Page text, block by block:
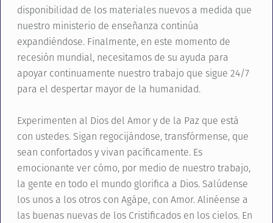
disponibilidad de los materiales nuevos a medida que
nuestro ministerio de enseñanza continúa
expandiéndose. Finalmente, en este momento de
recesión mundial, necesitamos de su ayuda para
apoyar continuamente nuestro trabajo que sigue 24/7
para el despertar mayor de la humanidad.
Experimenten al Dios del Amor y de la Paz que está
con ustedes. Sigan regocijándose, transfórmense, que
sean confortados y vivan pacíficamente. Es
emocionante ver cómo, por medio de nuestro trabajo,
la gente en todo el mundo glorifica a Dios. Salúdense
los unos a los otros con Agápe, con Amor. Alinéense a
las buenas nuevas de los Cristificados en los cielos. En